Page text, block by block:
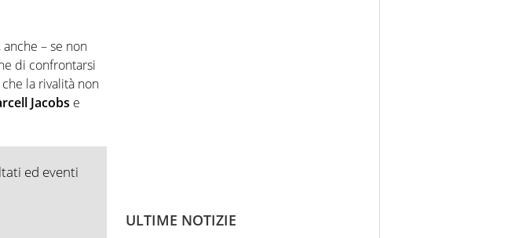
– se non
di confrontarsi
la rivalità non
Jacobs e
ed eventi
ULTIME NOTIZIE